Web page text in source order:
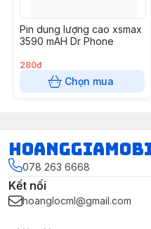
Pin dung lượng cao xsmax
3590 mAH Dr Phone
280đ
Chọn mua
078 263 6668
Kết nối
hoanglocml@gmail.com